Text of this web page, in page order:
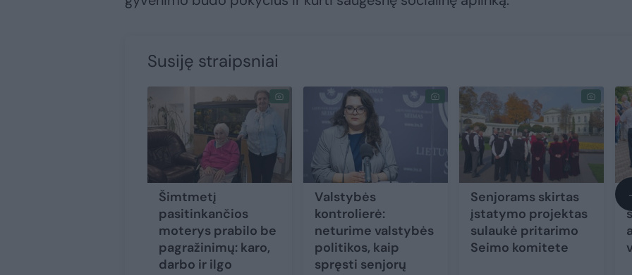
Susiję straipsniai
Šimtmetį
pasitinkančios
moterys prabilo be
pagražinimų: karo,
darbo ir ilgo
Valstybės
kontrolierė:
neturime valstybės
politikos, kaip
spręsti senjorų
Senjorams skirtas
įstatymo projektas
sulaukė pritarimo
Seimo komitete